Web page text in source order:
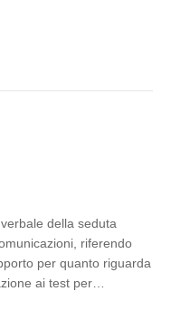
della seduta
riferendo
per quanto riguarda
ai test per…